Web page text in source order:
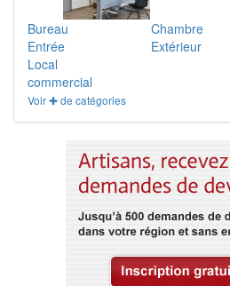
Bureau Chambre
Entrée
Extérieur
Local
commercial
Voir ✚ de catégories